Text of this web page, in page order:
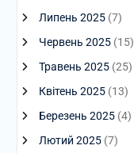
Липень 2025(7)
Червень 2025(15)
Травень 2025(25)
Квітень 2025(13)
Березень 2025(4)
Лютий 2025(7)